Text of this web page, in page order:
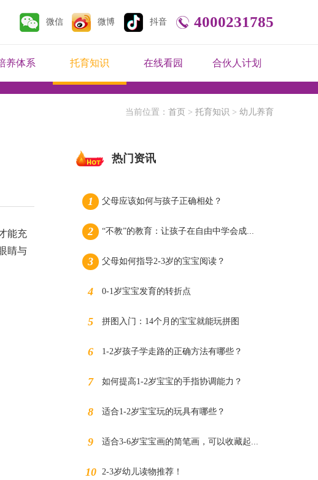
4000231785
微信 微博 抖音
养体系 托育知识 在线看园 合伙人计划
当前位置： 首页 > 托育知识 > 幼儿养育
能充
睛与
热门资讯
父母应该如何与孩子正确相处？
“不教”的教育：让孩子在自由中学会成...
父母如何指导2-3岁的宝宝阅读？
0-1岁宝宝发育的转折点
拼图入门：14个月的宝宝就能玩拼图
1-2岁孩子学走路的正确方法有哪些？
如何提高1-2岁宝宝的手指协调能力？
适合1-2岁宝宝玩的玩具有哪些？
适合3-6岁宝宝画的简笔画，可以收藏起...
2-3岁幼儿读物推荐！